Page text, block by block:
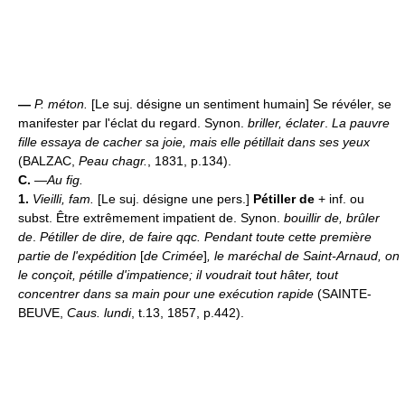
— P. méton. [Le suj. désigne un sentiment humain] Se révéler, se
manifester par l'éclat du regard. Synon. briller, éclater. La pauvre
fille essaya de cacher sa joie, mais elle pétillait dans ses yeux
(BALZAC, Peau chagr., 1831, p.134).
C. —Au fig.
1. Vieilli, fam. [Le suj. désigne une pers.] Pétiller de + inf. ou
subst. Être extrêmement impatient de. Synon. bouillir de, brûler
de. Pétiller de dire, de faire qqc. Pendant toute cette première
partie de l'expédition [de Crimée], le maréchal de Saint-Arnaud, on
le conçoit, pétille d'impatience; il voudrait tout hâter, tout
concentrer dans sa main pour une exécution rapide (SAINTE-
BEUVE, Caus. lundi, t.13, 1857, p.442).